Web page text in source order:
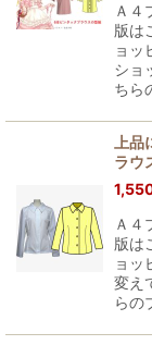
Ａ４
版は
ョッ
ショ
ちら
上
ラウ
Ａ４
版は
ョッ
変え
らの